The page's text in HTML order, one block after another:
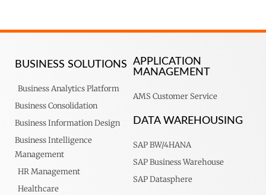
BUSINESS SOLUTIONS
Business Analytics Platform
Business Consolidation
Business Information Design
Business Intelligence
Management
HR Management
Healthcare
APPLICATION
MANAGEMENT
AMS Customer Service
DATA WAREHOUSING
SAP BW/4HANA
SAP Business Warehouse
SAP Datasphere